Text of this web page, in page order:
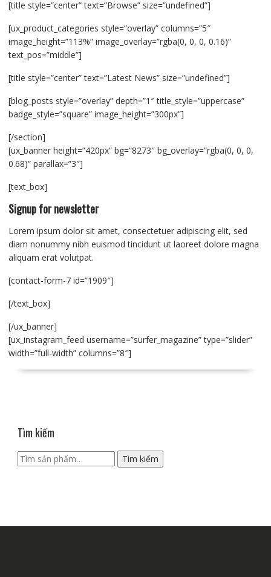
[title style=”center” text=”Browse” size=”undefined”]
[ux_product_categories style=”overlay” columns=”5″
image_height=”113%” image_overlay=”rgba(0, 0, 0, 0.16)”
text_pos=”middle”]
[title style=”center” text=”Latest News” size=”undefined”]
[blog_posts style=”overlay” depth=”1″ title_style=”uppercase”
badge_style=”square” image_height=”300px”]
[/section]
[ux_banner height=”420px” bg=”8273″ bg_overlay=”rgba(0, 0, 0,
0.68)” parallax=”3″]
[text_box]
Signup for newsletter
Lorem ipsum dolor sit amet, consectetuer adipiscing elit, sed
diam nonummy nibh euismod tincidunt ut laoreet dolore magna
aliquam erat volutpat.
[contact-form-7 id=”1909″]
[/text_box]
[/ux_banner]
[ux_instagram_feed username=”surfer_magazine” type=”slider”
width=”full-width” columns=”8″]
Tìm kiếm
Tìm
kiếm:
Tìm kiếm